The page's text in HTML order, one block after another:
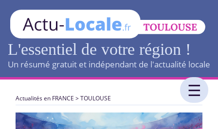
L'essentiel de votre région !
Un résumé gratuit et indépendant de l'actualité locale
Actualités en FRANCE >TOULOUSE